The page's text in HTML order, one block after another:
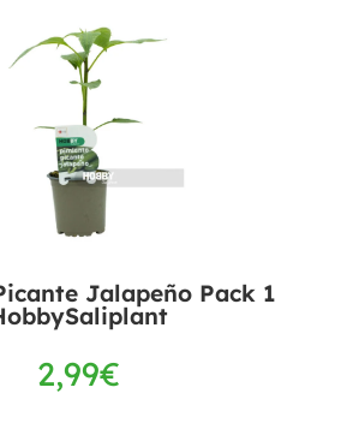
Jalapeño Pack 1
2,99€